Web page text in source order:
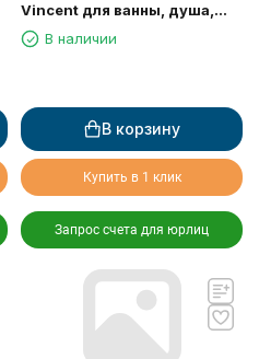
Vincent для ванны, душа,
биде, хром
В наличии
В корзину
Купить в 1 клик
Запрос счета для юрлиц